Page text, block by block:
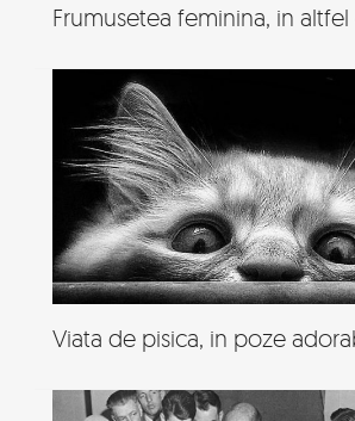
Frumusetea feminina, in
Viata de pisica, in poze